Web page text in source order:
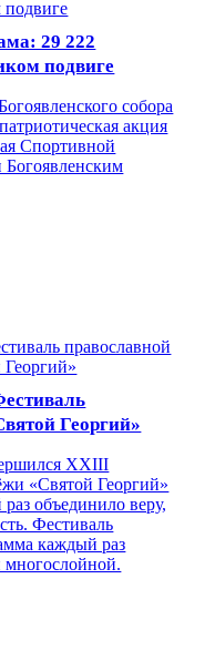
29 222
подвиге
собора
акция
Спортивной
Георгий»
XXIII
«Святой Георгий»
объединило веру,
Фестиваль
каждый раз
многослойной.